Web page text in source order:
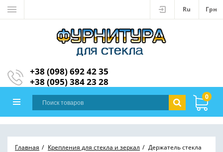
Ru Грн
+38 (098) 692 42 35
+38 (095) 384 23 28
0
Главная Крепления для стекла и зеркал Держатель стекла